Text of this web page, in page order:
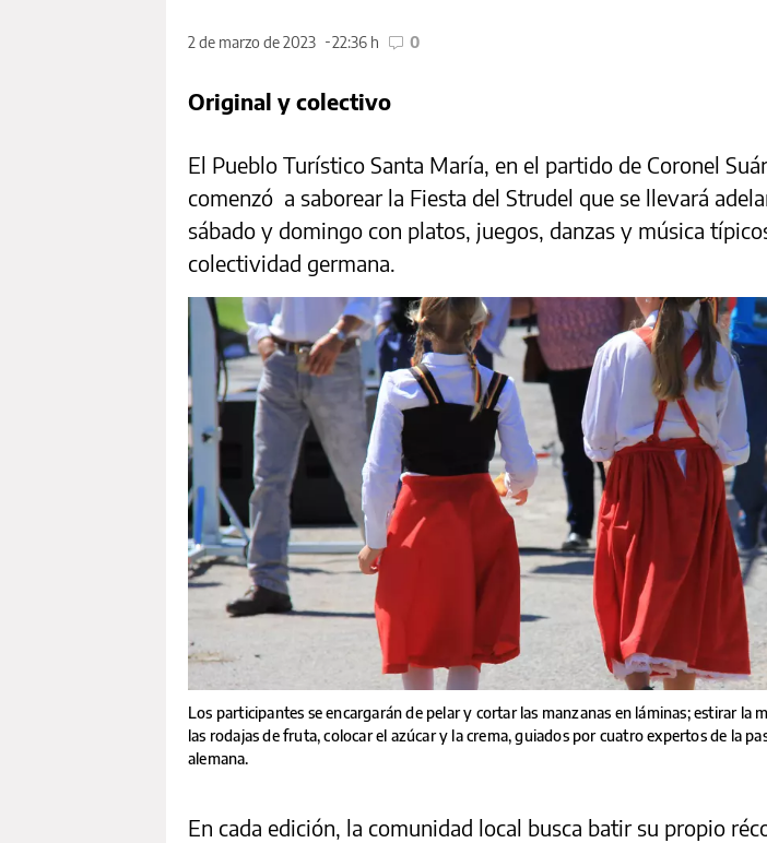
2 de marzo de 2023 22:36 h 0
Original y colectivo
El Pueblo Turístico Santa María, en el partido de Coronel
comenzó a saborear la Fiesta del Strudel que se llevará
sábado y domingo con platos, juegos, danzas y música
colectividad germana.
Los participantes se encargarán de pelar y cortar las manzanas en láminas; estirar la
las rodajas de fruta, colocar el azúcar y la crema, guiados por cuatro expertos de la
alemana.
En cada edición, la comunidad local busca batir su propio